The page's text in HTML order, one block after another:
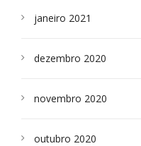
janeiro 2021
dezembro 2020
novembro 2020
outubro 2020